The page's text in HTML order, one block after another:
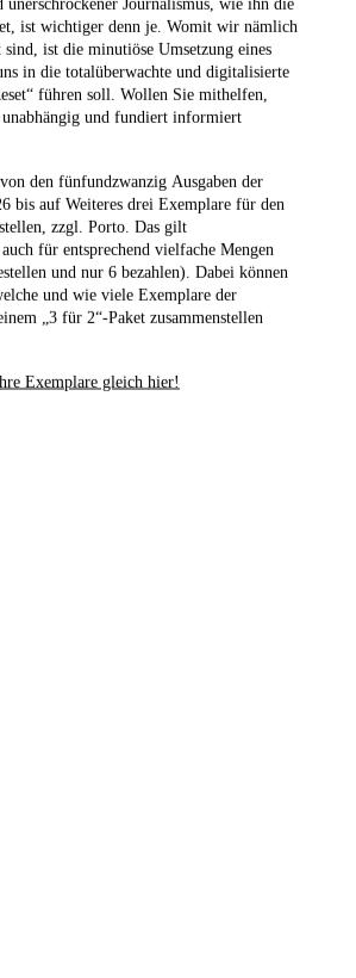
(Bd 1)
Meister Saint Germain und wird in
beliebtesten Produkte
unerschrockener Journalismus, wie ihn die
ist wichtiger denn je. Womit wir nämlich
ist die minutiöse Umsetzung eines
in die totalüberwachte und digitalisierte
führen soll. Wollen Sie mithelfen,
und fundiert informiert
den fünfundzwanzig Ausgaben der
bis auf Weiteres drei Exemplare für den
zzgl. Porto. Das gilt
für entsprechend vielfache Mengen
und nur 6 bezahlen). Dabei können
und wie viele Exemplare der
„3 für 2“-Paket zusammenstellen
Exemplare gleich hier!